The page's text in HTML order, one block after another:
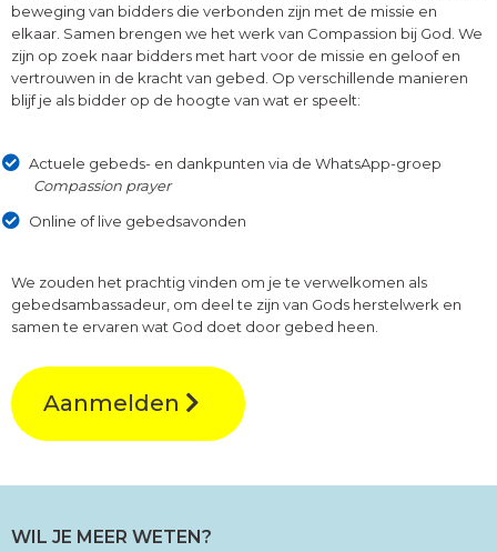
beweging van bidders die verbonden zijn met de missie en
elkaar. Samen brengen we het werk van Compassion bij God. We
zijn op zoek naar bidders met hart voor de missie en geloof en
vertrouwen in de kracht van gebed. Op verschillende manieren
blijf je als bidder op de hoogte van wat er speelt:
Actuele gebeds- en dankpunten via de WhatsApp-groep
Compassion prayer
Online of live gebedsavonden
We zouden het prachtig vinden om je te verwelkomen als
gebedsambassadeur, om deel te zijn van Gods herstelwerk en
samen te ervaren wat God doet door gebed heen.
Aanmelden
WIL JE MEER WETEN?